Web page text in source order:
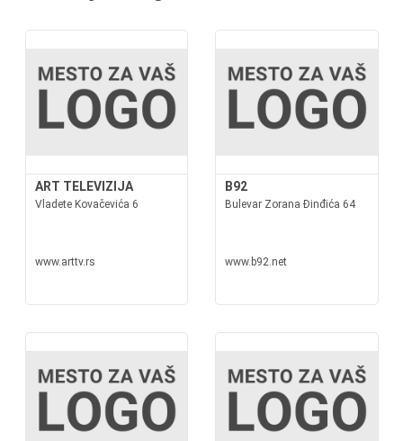
ART TELEVIZIJA
Vladete Kovačevića 6
www.arttv.rs
B92
Bulevar Zorana Đinđića 64
www.b92.net